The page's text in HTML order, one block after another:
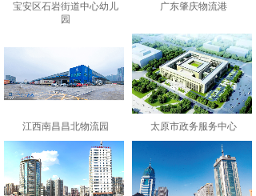
宝安区石岩街道中心幼儿
园
广东肇庆物流港
江西南昌昌北物流园 太原市政务服务中心